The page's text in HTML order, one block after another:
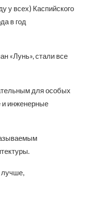
у всех) Каспийского
в год
«Лунь», стали все
для особых
и инженерные
лучше,